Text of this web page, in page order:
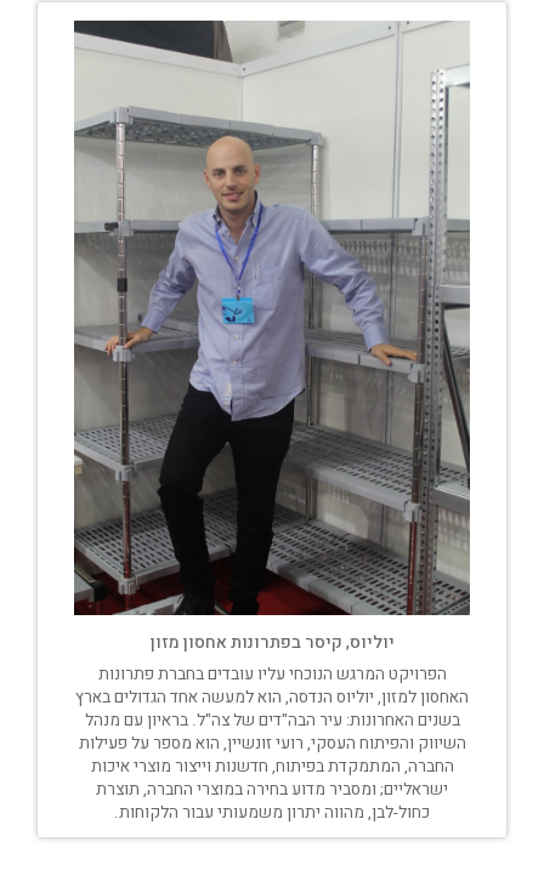
יוליוס, קיסר בפתרונות אחסון מזון
הפרויקט המרגש הנוכחי עליו עובדים בחברת פתרונות
האחסון למזון, יוליוס הנדסה, הוא למעשה אחד הגדולים בארץ
בשנים האחרונות: עיר הבה"דים של צה"ל. בראיון עם מנהל
השיווק והפיתוח העסקי, רועי זונשיין, הוא מספר על פעילות
החברה, המתמקדת בפיתוח, חדשנות וייצור מוצרי איכות
ישראליים; ומסביר מדוע בחירה במוצרי החברה, תוצרת
כחול-לבן, מהווה יתרון משמעותי עבור הלקוחות.